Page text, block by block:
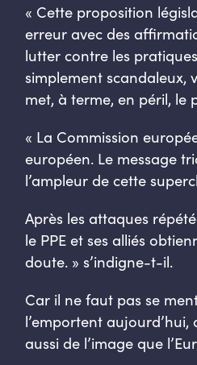
« Cette proposition
erreuravec des
lutter contre les pratiques
simplement scandaleux,
met, à terme, en péril, le
« La Commission
européen. Le message
l’ampleur de cette
Après les attaques
le PPE et ses alliés
doute.» s’indigne-t-il.
Car il ne faut pas se
l’emportent
aussi de l’image que